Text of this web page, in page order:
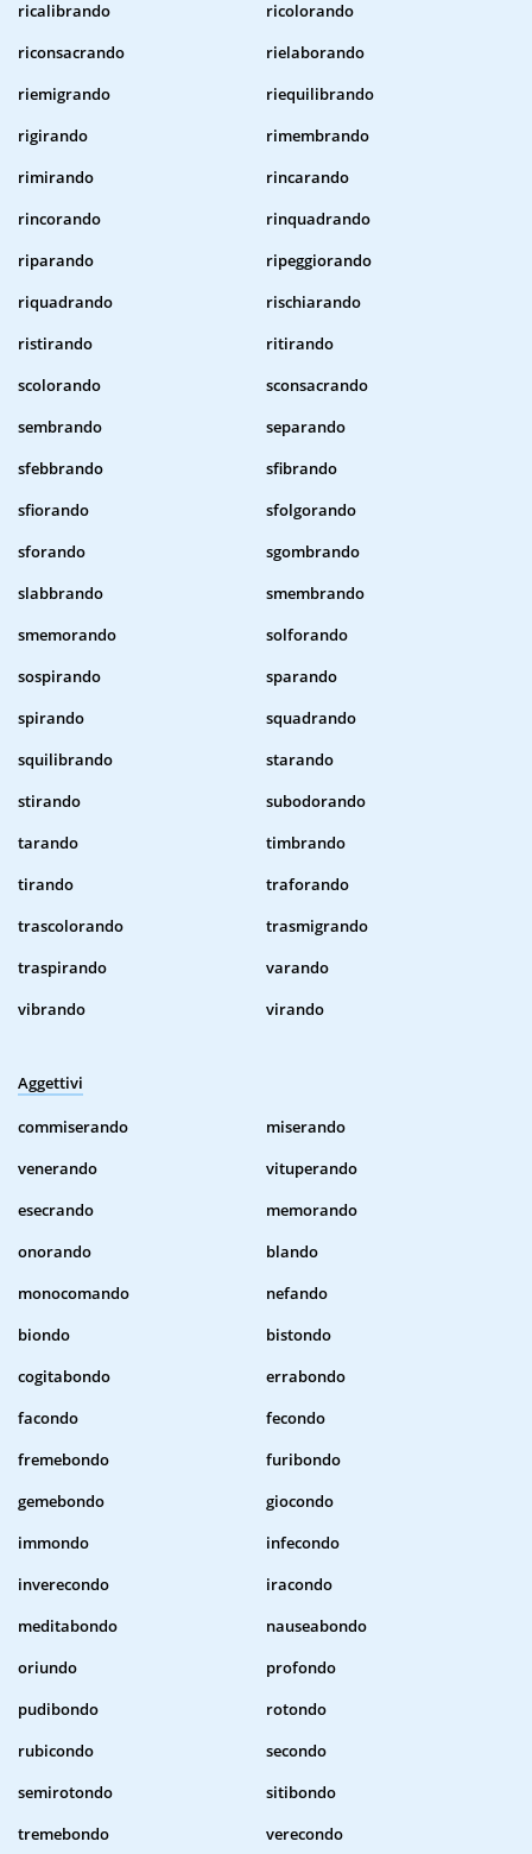
ricalibrando
ricolorando
riconsacrando
rielaborando
riemigrando
riequilibrando
rigirando
rimembrando
rimirando
rincarando
rincorando
rinquadrando
riparando
ripeggiorando
riquadrando
rischiarando
ristirando
ritirando
scolorando
sconsacrando
sembrando
separando
sfebbrando
sfibrando
sfiorando
sfolgorando
sforando
sgombrando
slabbrando
smembrando
smemorando
solforando
sospirando
sparando
spirando
squadrando
squilibrando
starando
stirando
subodorando
tarando
timbrando
tirando
traforando
trascolorando
trasmigrando
traspirando
varando
vibrando
virando
Aggettivi
commiserando
miserando
venerando
vituperando
esecrando
memorando
onorando
blando
monocomando
nefando
biondo
bistondo
cogitabondo
errabondo
facondo
fecondo
fremebondo
furibondo
gemebondo
giocondo
immondo
infecondo
inverecondo
iracondo
meditabondo
nauseabondo
oriundo
profondo
pudibondo
rotondo
rubicondo
secondo
semirotondo
sitibondo
tremebondo
verecondo